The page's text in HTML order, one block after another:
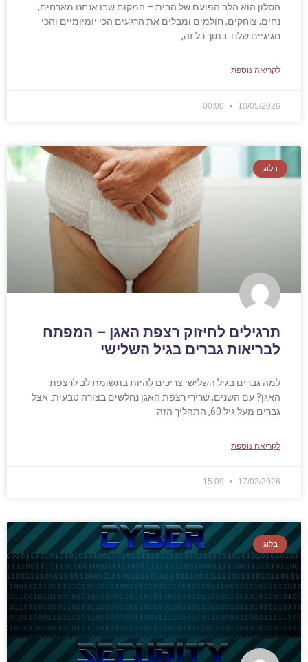
הסלון הוא הלב הפועם של הבית – המקום שבו אנחנו מארחים,
נחים, צוחקים, חולמים ומבלים את הרגעים הכי יומיומיים והכי
חגיגיים שלנו. בתוך כל זה,
לקריאה נוספת
10/05/2026
בלוג
תרגילים לחיזוק רצפת האגן – המפתח
לבריאות גברים בגיל השלישי
למה גברים בגיל השלישי צריכים להיות בתשומת לב לרצפת
האגן? עם השנים, שרירי רצפת האגן נחלשים בצורה טבעית. אצל
גברים מעל גיל 60, התהליך הזה
לקריאה נוספת
17/02/2026
בלוג